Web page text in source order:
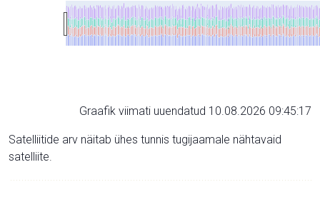
Graafik viimati uuendatud 10.08.2026 09:45:17
Satelliitide arv näitab ühes tunnis tugijaamale nähtavaid
satelliite.